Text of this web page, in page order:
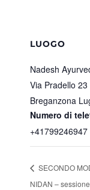
LUOGO
Nadesh
Via Pradello 23
Breganzona
Numero di
+41799246947
SECONDO
NIDAN –